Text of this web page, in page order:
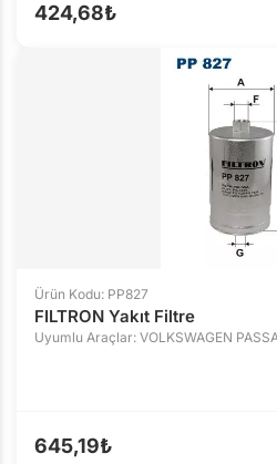
424,68₺
Ürün Kodu: PP827
FILTRON Yakıt Filtre
Uyumlu Araçlar: VOLKSWAGEN
645,19₺